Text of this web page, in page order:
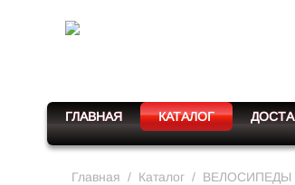
ГЛАВНАЯ КАТАЛОГ
Главная / Каталог / ВЕЛОСИПЕДЫ